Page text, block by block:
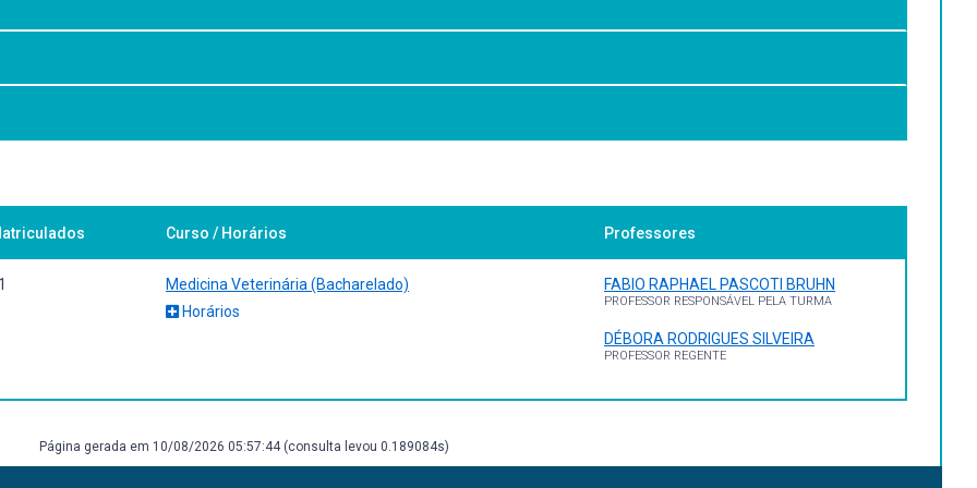
e desenvolver atitudes e habilidades fundamentais para descrever, analisar, interpretar e investigar a presença de
Comunes al Hombre y a los Animales. Organizacion Panamericana de la Salud
Curso / Horários Professores
Medicina Veterinária (Bacharelado)
Horários
FABIO RAPHAEL PASCOTI BRUHN
PROFESSOR RESPONSÁVEL PELA TURMA
DÉBORA RODRIGUES SILVEIRA
PROFESSOR REGENTE
Página gerada em 10/08/2026 05:57:44 (consulta levou 0.189084s)